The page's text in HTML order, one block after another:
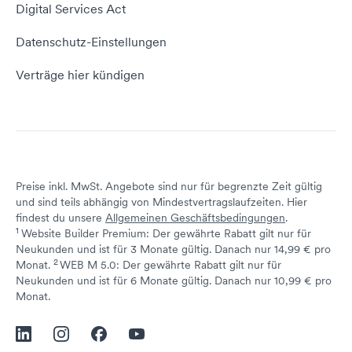
Server Hosting
Domain Reseller
Status dogado.de
Digital Services Act
Datenschutz-Einstellungen
Verträge hier kündigen
Preise inkl. MwSt. Angebote sind nur für begrenzte Zeit gültig
und sind teils abhängig von Mindestvertragslaufzeiten. Hier
findest du unsere Allgemeinen Geschäftsbedingungen.
1 Website Builder Premium: Der gewährte Rabatt gilt nur für
Neukunden und ist für 3 Monate gültig. Danach nur 14,99 € pro
Monat.↩ 1
2 WEB M 5.0: Der gewährte Rabatt gilt nur für
Neukunden und ist für 6 Monate gültig. Danach nur 10,99 € pro
Monat.↩ 1